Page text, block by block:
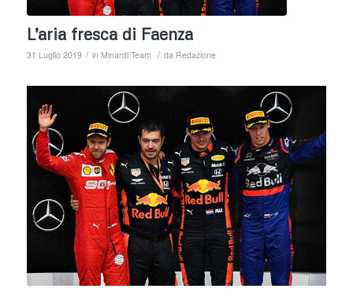
L’aria fresca di Faenza
31 Luglio 2019 / in Minardi Team / da Redazione